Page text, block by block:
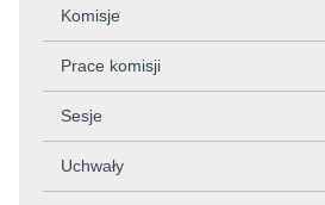
Komisje
Prace komisji
Sesje
Uchwały